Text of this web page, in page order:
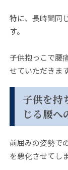
特に、長時間同
す。
子供抱っこで腰
せていただきます
子供を持
じる腰へ
前屈みの姿勢で
を悪化させてし